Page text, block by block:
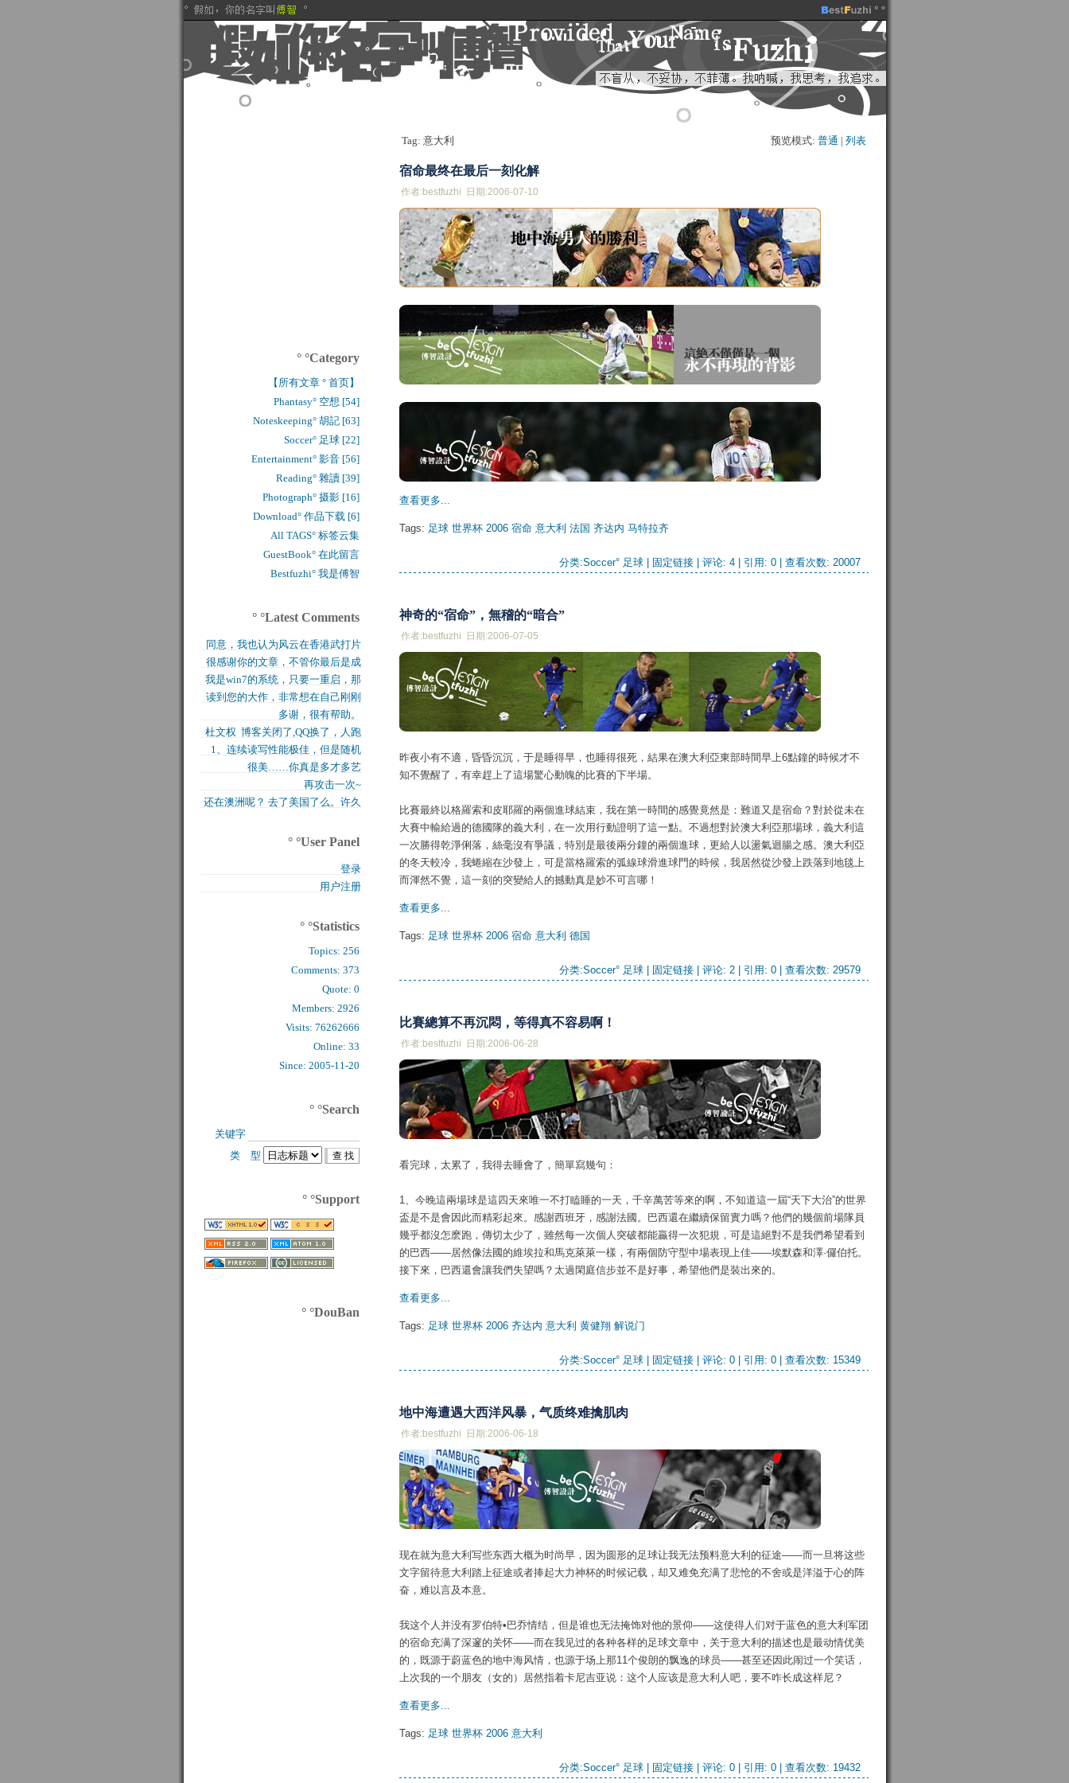
Tag: 意大利 预览模式: 普通 | 列表
宿命最终在最后一刻化解
作者:bestfuzhi 日期:2006-07-10
查看更多...
Tags: 足球 世界杯 2006 宿命 意大利 法国 齐达内 马特拉齐
分类:Soccer° 足球 固定链接 评论: 4 | 引用: 0 | 查看次数: 20007
神奇的“宿命”，無稽的“暗合”
作者:bestfuzhi 日期:2006-07-05
昨夜小有不適，昏昏沉沉，于是睡得早，也睡得很死，結果在澳大利亞東部時間早上6點鐘的時候才不
知不覺醒了，有幸趕上了這場驚心動魄的比賽的下半場。
比賽最終以格羅索和皮耶羅的兩個進球結束，我在第一時間的感覺竟然是：難道又是宿命？對於從未在
大賽中輸給過的德國隊的義大利，在一次用行動證明了這一點。不過想對於澳大利亞那場球，義大利這
一次勝得乾淨俐落，絲毫沒有爭議，特別是最後兩分鐘的兩個進球，更給人以盪氣迴腸之感。澳大利亞
的冬天較冷，我蜷縮在沙發上，可是當格羅索的弧線球滑進球門的時候，我居然從沙發上跌落到地毯上
而渾然不覺，這一刻的突變給人的撼動真是妙不可言哪！
查看更多...
Tags: 足球 世界杯 2006 宿命 意大利 德国
分类:Soccer° 足球 固定链接 评论: 2 | 引用: 0 | 查看次数: 29579
比賽總算不再沉悶，等得真不容易啊！
作者:bestfuzhi 日期:2006-06-28
看完球，太累了，我得去睡會了，簡單寫幾句：
1、今晚這兩場球是這四天來唯一不打瞌睡的一天，千辛萬苦等來的啊，不知道這一屆“天下大治”的世界
盃是不是會因此而精彩起來。感謝西班牙，感謝法國。巴西還在繼續保留實力嗎？他們的幾個前場隊員
幾乎都沒怎麽跑，傳切太少了，雖然每一次個人突破都能贏得一次犯規，可是這絕對不是我們希望看到
的巴西——居然像法國的維埃拉和馬克萊萊一樣，有兩個防守型中場表現上佳——埃默森和澤·儸伯托。
接下來，巴西還會讓我們失望嗎？太過閑庭信步並不是好事，希望他們是裝出來的。
查看更多...
Tags: 足球 世界杯 2006 齐达内 意大利 黄健翔 解说门
分类:Soccer° 足球 固定链接 评论: 0 | 引用: 0 | 查看次数: 15349
地中海遭遇大西洋风暴，气质终难擒肌肉
作者:bestfuzhi 日期:2006-06-18
现在就为意大利写些东西大概为时尚早，因为圆形的足球让我无法预料意大利的征途——而一旦将这些
文字留待意大利踏上征途或者捧起大力神杯的时候记载，却又难免充满了悲怆的不舍或是洋溢于心的阵
奋，难以言及本意。
我这个人并没有罗伯特•巴乔情结，但是谁也无法掩饰对他的景仰——这使得人们对于蓝色的意大利军团
的宿命充满了深邃的关怀——而在我见过的各种各样的足球文章中，关于意大利的描述也是最动情优美
的，既源于蔚蓝色的地中海风情，也源于场上那11个俊朗的飘逸的球员——甚至还因此闹过一个笑话，
上次我的一个朋友（女的）居然指着卡尼吉亚说：这个人应该是意大利人吧，要不咋长成这样尼？
查看更多...
Tags: 足球 世界杯 2006 意大利
分类:Soccer° 足球 固定链接 评论: 0 | 引用: 0 | 查看次数: 19432
° °Category
【所有文章 ° 首页】
Phantasy° 空想 [54]
Noteskeeping° 胡記 [63]
Soccer° 足球 [22]
Entertainment° 影音 [56]
Reading° 雜讀 [39]
Photograph° 摄影 [16]
Download° 作品下载 [6]
All TAGS° 标签云集
GuestBook° 在此留言
Bestfuzhi° 我是傅智
° °Latest Comments
同意，我也认为风云在香港武打片
历史上是绝无仅有的，...
很感谢你的文章，不管你最后是成
功还是失败，能让后来...
我是win7的系统，只要一重启，那
块MFT盘就无法...
读到您的大作，非常想在自己刚刚
买的固态硬盘上试试，...
多谢，很有帮助。
杜文权 博客关闭了,QQ换了，人跑
了 新的QQ...
1、连续读写性能极佳，但是随机
写入性能极差（这对于...
很美……你真是多才多艺
再攻击一次~
还在澳洲呢？ 去了美国了么。许久
° °User Panel
登录
用户注册
° °Statistics
Topics: 256
Comments: 373
Quote: 0
Members: 2926
Visits: 76262666
Online: 33
Since: 2005-11-20
° °Search
关键字
类 型
° °Support
° °DouBan